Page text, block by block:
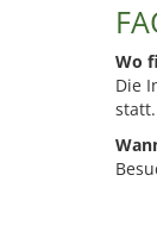
Wo
Die
statt.